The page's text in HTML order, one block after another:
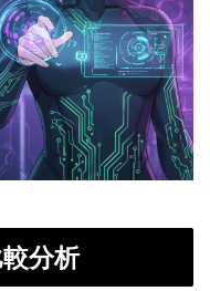
分析